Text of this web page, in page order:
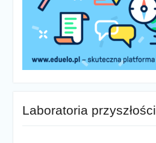
Laboratoria przyszłości